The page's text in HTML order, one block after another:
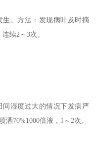
。方法：发现病叶及时摘
续2～3次。
湿度过大的情况下发病严
70%1000倍液，1～2次。